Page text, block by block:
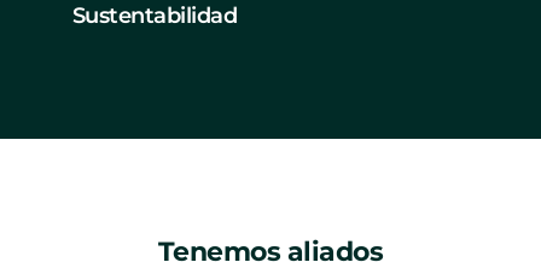
Sustentabilidad
Tenemos aliados